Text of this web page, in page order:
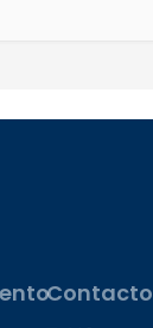
Contacto